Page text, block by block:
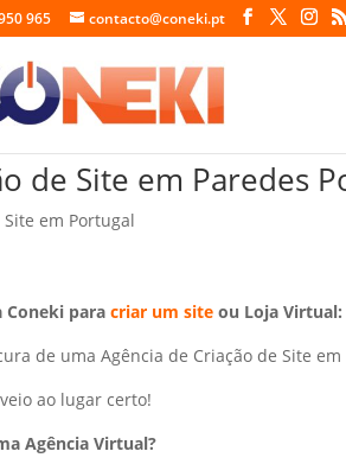
965 contacto@coneki.pt
de Site em Paredes
Site em Portugal
Coneki paracriar um site ou Loja Virtual:
de uma Agência de Criação de Site
ao lugar certo!
Agência Virtual?